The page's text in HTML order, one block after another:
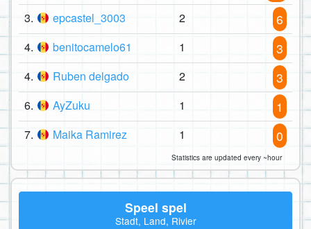
3. epcastel_3003 2 6
4. benitocamelo61 1 3
4. Ruben delgado 2 3
6. AyZuku 1 1
7. Maika Ramirez 1 0
Statistics are updated every ~hour
Speel spel
Stadt, Land, Rivier